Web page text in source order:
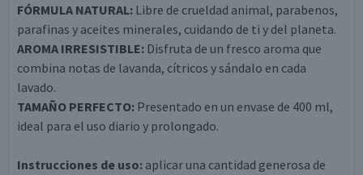
FÓRMULA NATURAL: Libre de crueldad animal, parabenos,
parafinas y aceites minerales, cuidando de ti y del planeta.
AROMA IRRESISTIBLE: Disfruta de un fresco aroma que
combina notas de lavanda, cítricos y sándalo en cada
lavado.
TAMAÑO PERFECTO: Presentado en un envase de 400 ml,
ideal para el uso diario y prolongado.
Instrucciones de uso: aplicar una cantidad generosa de